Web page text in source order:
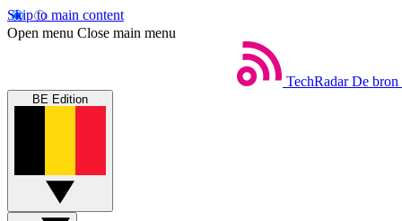
Skip to main content
Open menu Close main menu
TechRadar De bron
BE Edition